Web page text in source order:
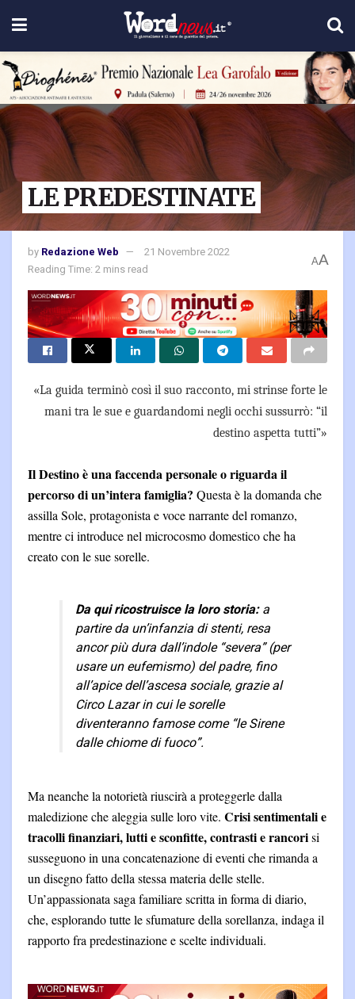
LE PREDESTINATE
by Redazione Web
21 Novembre 2022
Reading Time: 2 mins read
AA
«La guida terminò così il suo racconto, mi strinse forte le
mani tra le sue e guardandomi negli occhi sussurrò: “il
destino aspetta tutti”»
Il Destino è una faccenda personale o riguarda il
percorso di un’intera famiglia? Questa è la domanda che
assilla Sole, protagonista e voce narrante del romanzo,
mentre ci introduce nel microcosmo domestico che ha
creato con le sue sorelle.
Da qui ricostruisce la loro storia:a
partire da un’infanzia di stenti, resa
ancor più dura dall’indole “severa” (per
usare un eufemismo) del padre, fino
all’apice dell’ascesa sociale, grazie al
Circo Lazar in cui le sorelle
diventeranno famose come “le Sirene
dalle chiome di fuoco”.
Ma neanche la notorietà riuscirà a proteggerle dalla
maledizione che aleggia sulle loro vite. Crisi sentimentali e
tracolli finanziari, lutti e sconfitte, contrasti e rancorisi
susseguono in una concatenazione di eventi che rimanda a
un disegno fatto della stessa materia delle stelle.
Un’appassionata saga familiare scritta in forma di diario,
che, esplorando tutte le sfumature della sorellanza, indaga il
rapporto fra predestinazione e scelte individuali.